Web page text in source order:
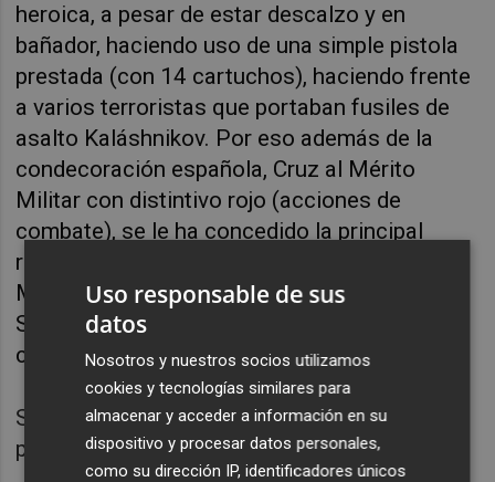
heroica, a pesar de estar descalzo y en
bañador, haciendo uso de una simple pistola
prestada (con 14 cartuchos), haciendo frente
a varios terroristas que portaban fusiles de
asalto Kaláshnikov. Por eso además de la
condecoración española, Cruz al Mérito
Militar con distintivo rojo (acciones de
combate), se le ha concedido la principal
recompensa de la UE: la Medalla de Servicios
Meritorios de la PESDC (Política Europea de
Seguridad y Defensa Común), un orgullo para
cualquier español.
Soldados del ejército maliense toman
posiciones en Gao, Mali. Foto: EFE
Uso responsable de sus
datos
Nosotros y nuestros socios utilizamos
cookies y tecnologías similares para
almacenar y acceder a información en su
dispositivo y procesar datos personales,
como su dirección IP, identificadores únicos